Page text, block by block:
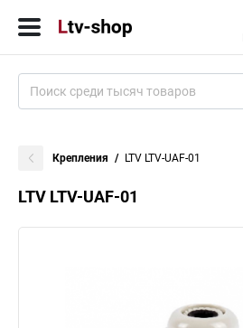
Крепления LTV LTV-UAF-01
LTV LTV-UAF-01